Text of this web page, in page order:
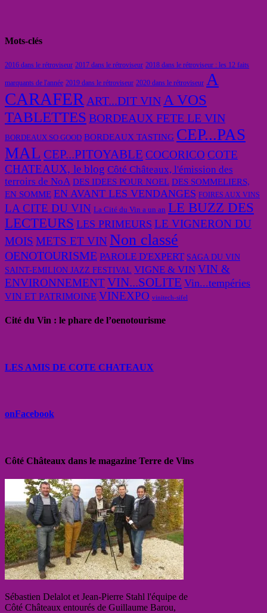
Mots-clés
2016 dans le rétroviseur 2017 dans le rétroviseur 2018 dans le rétroviseur : les 12 faits
marquants de l'année 2019 dans le rétroviseur 2020 dans le rétroviseur A
CARAFER ART...DIT VIN A VOS
TABLETTES BORDEAUX FETE LE VIN
BORDEAUX SO GOOD BORDEAUX TASTING CEP...PAS
MAL CEP...PITOYABLE COCORICO COTE
CHATEAUX, le blog Côté Châteaux, l'émission des
terroirs de NoA DES IDEES POUR NOEL DES SOMMELIERS,
EN SOMME EN AVANT LES VENDANGES FOIRES AUX VINS
LA CITE DU VIN La Cité du Vin a un an LE BUZZ DES
LECTEURS LES PRIMEURS LE VIGNERON DU
MOIS METS ET VIN Non classé
OENOTOURISME PAROLE D'EXPERT SAGA DU VIN
SAINT-EMILION JAZZ FESTIVAL VIGNE & VIN VIN &
ENVIRONNEMENTVIN...SOLITE Vin...tempéries
VIN ET PATRIMOINE VINEXPO vinitech-sifel
Cité du Vin : le phare de l’oenotourisme
LES AMIS DE COTE CHATEAUX
onFacebook
Côté Châteaux dans le magazine Terre de Vins
Sébastien Delalot et Jean-Pierre Stahl l'équipe de
Côté Châteaux entourés de Guillaume Barou,